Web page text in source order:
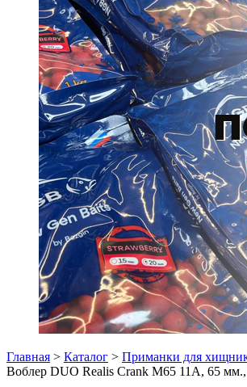
Главная > Каталог > Приманки для
Воблер DUO Realis Crank M65 11A, 65